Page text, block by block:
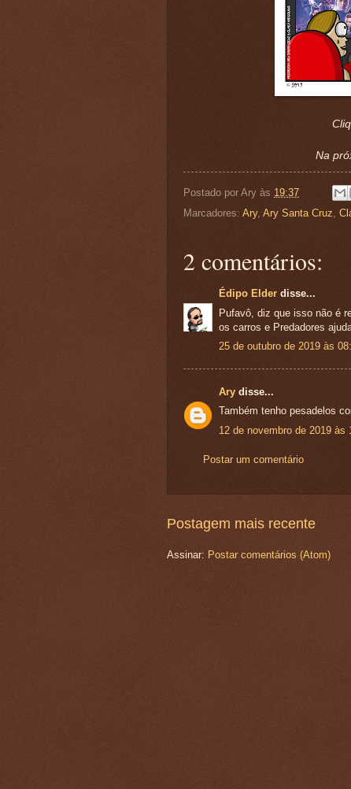
Na
Postado por Ary às 19:37
Marcadores: Ary, Ary Santa Cruz,
2 comentários:
Édipo Elder disse...
Pufavô, diz que isso não é
os carros e Predadores
25 de outubro de 2019 às
Ary disse...
Também tenho pesadelos
12 de novembro de 2019 às
Postar um comentário
Postagem mais recente
Assinar: Postar comentários (Atom)